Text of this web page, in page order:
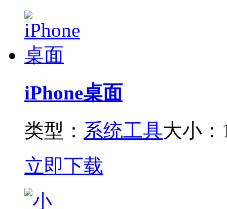
iPhone桌面
类型： 系统工具大小
立即下载